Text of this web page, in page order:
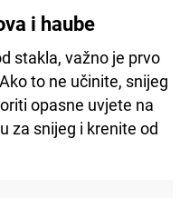
i haube
stakla, važno je prvo
to ne učinite, snijeg
opasne uvjete na
za snijeg i krenite od